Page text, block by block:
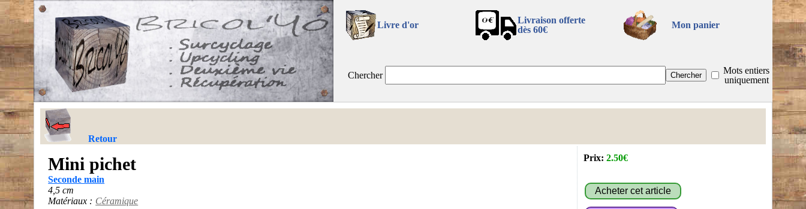
Livre d'or
Livraison offerte
dès 60€
Mon panier
Chercher
Mots entiers
uniquement
Retour
Mini pichet
Seconde main
4,5 cm
Matériaux : Céramique
Prix: 2.50€